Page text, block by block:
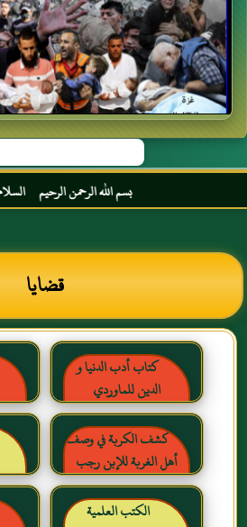
بسم الله الرحمن الرحيم السلام
قضايا
كتاب أدب الدنيا و
الدين للماوردي
كشف الكربة في وصف
أهل الغربة للإبن رجب
الحنبلي رحمه الله
الكتب العلمية